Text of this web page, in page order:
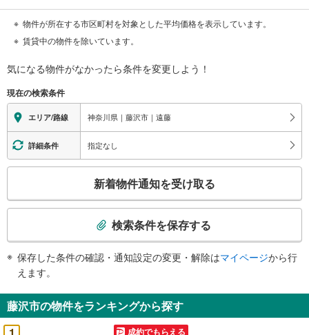
物件が所在する市区町村を対象とした平均価格を表示しています。
賃貸中の物件を除いています。
気になる物件がなかったら条件を変更しよう！
現在の検索条件
エリア/路線 神奈川県｜藤沢市｜遠藤
詳細条件 指定なし
検
知
を
受
新着物件通知を受け取る
検索条件を保存する
保存した条件の確認・通知設定の変更・解除はマイページから行
えます。
藤沢市の物件をランキングから探す
成約でもらえる